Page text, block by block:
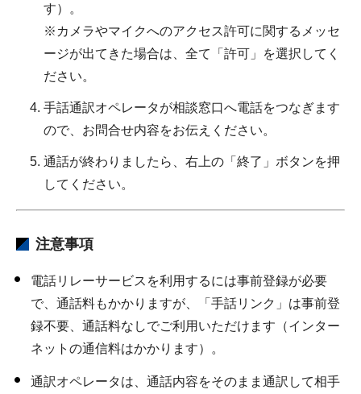
す）。
※カメラやマイクへのアクセス許可に関するメッセ
ージが出てきた場合は、全て「許可」を選択してく
ださい。
手話通訳オペレータが相談窓口へ電話をつなぎます
ので、お問合せ内容をお伝えください。
通話が終わりましたら、右上の「終了」ボタンを押
してください。
注意事項
電話リレーサービスを利用するには事前登録が必要
で、通話料もかかりますが、「手話リンク」は事前登
録不要、通話料なしでご利用いただけます（インター
ネットの通信料はかかります）。
通訳オペレータは、通話内容をそのまま通訳して相手